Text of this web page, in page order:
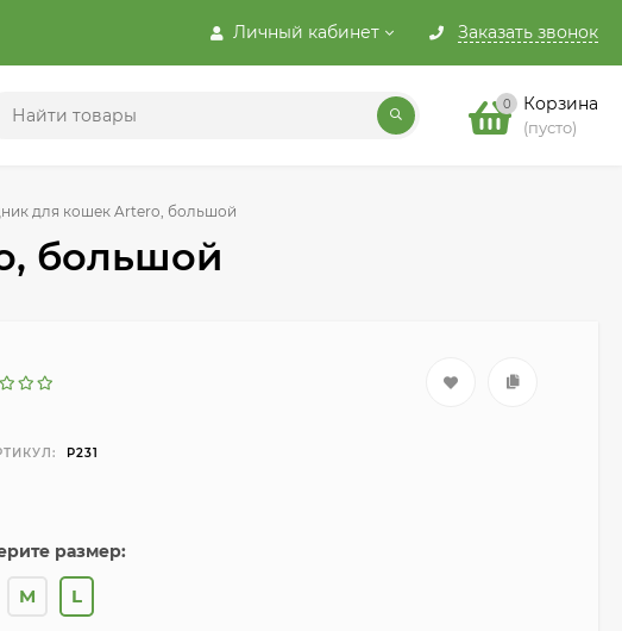
Личный кабинет Заказать звонок
0 Корзина
(пусто)
для кошек Artero, большой
большой
P231
размер:
M L